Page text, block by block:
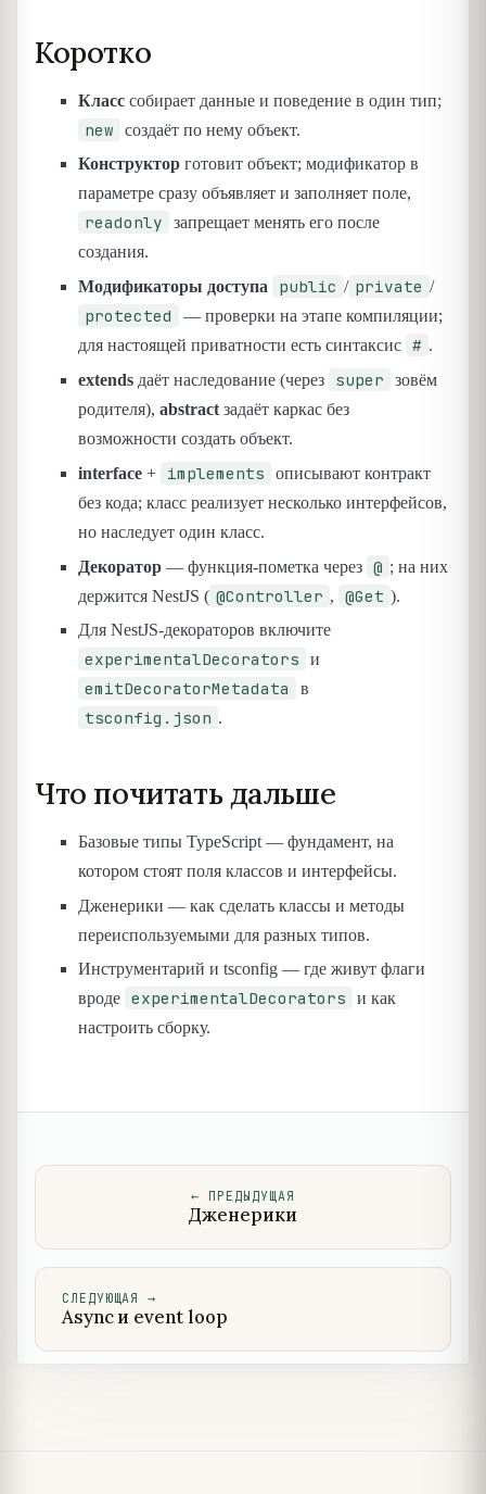
Коротко
Класс собирает данные и поведение в один тип;
new
создаёт по нему объект.
Конструктор готовит объект; модификатор в
параметре сразу объявляет и заполняет поле,
readonly
запрещает менять его после
создания.
Модификаторы доступа
public / private /
protected
— проверки на этапе компиляции;
для настоящей приватности есть синтаксис # .
extends даёт наследование (через super
зовём
родителя), abstract задаёт каркас без
возможности создать объект.
interface + implements
описывают контракт
без кода; класс реализует несколько интерфейсов,
но наследует один класс.
Декоратор — функция-пометка через @ ; на них
держится NestJS ( @Controller , @Get ).
Для NestJS-декораторов включите
experimentalDecorators и
emitDecoratorMetadata в
tsconfig.json .
Что почитать дальше
Базовые типы TypeScript — фундамент, на
котором стоят поля классов и интерфейсы.
Дженерики — как сделать классы и методы
переиспользуемыми для разных типов.
Инструментарий и tsconfig — где живут флаги
вроде experimentalDecorators
и как
настроить сборку.
← ПРЕДЫДУЩАЯ
Дженерики
СЛЕДУЮЩАЯ →
Async и event loop